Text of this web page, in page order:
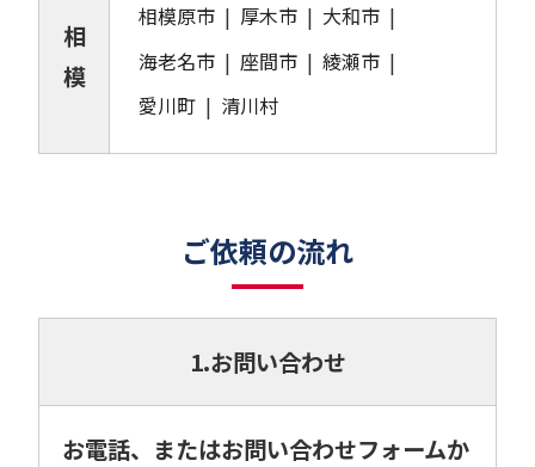
相
模
相模原市 厚木市
大和市
海老名市
座間市
綾瀬市
愛川町
清川村
ご依頼の流れ
1.お問い合わせ
お電話、またはお問い合わせフォームか